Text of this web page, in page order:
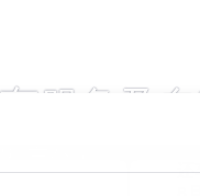
服务及
车公司
还